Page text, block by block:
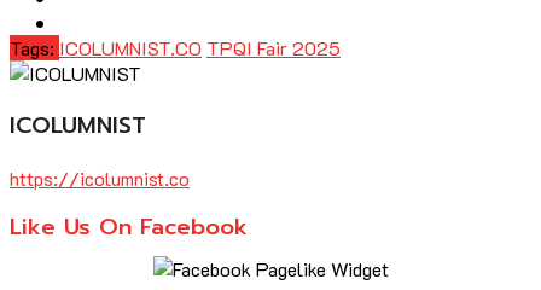
Tags: ICOLUMNIST.CO TPQI Fair 2025
ICOLUMNIST
https://icolumnist.co
Like Us On Facebook